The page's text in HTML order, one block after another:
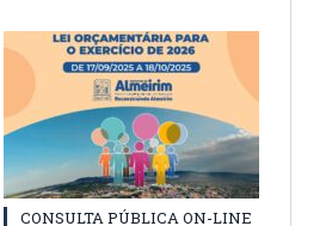
CONSULTA PÚBLICA ON-LINE